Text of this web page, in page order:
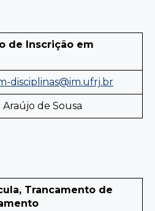
de Inscrição em
disciplinas@im.ufrj.br
Araújo de Sousa
Trancamento de